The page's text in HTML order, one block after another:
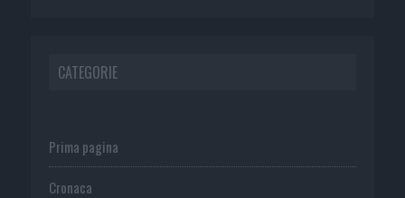
CATEGORIE
Prima pagina
Cronaca